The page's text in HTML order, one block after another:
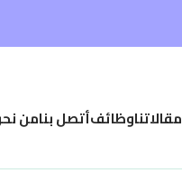
مقالاتناوظائفأتصل بنامن